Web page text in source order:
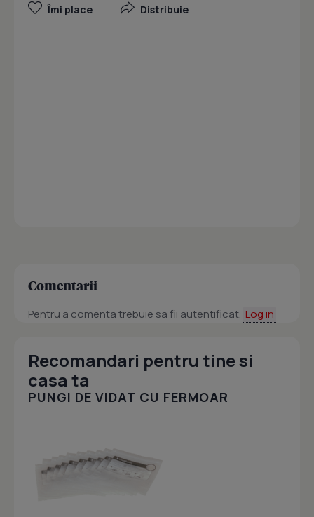
Îmi place Distribuie
Comentarii
Pentru a comenta trebuie sa fii autentificat. Log in
Recomandari pentru tine si
casa ta
PUNGI DE VIDAT CU FERMOAR